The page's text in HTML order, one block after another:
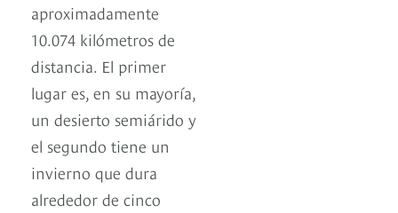
aproximadamente
10.074 kilómetros de
distancia. El primer
lugar es, en su mayoría,
un desierto semiárido y
el segundo tiene un
invierno que dura
alrededor de cinco